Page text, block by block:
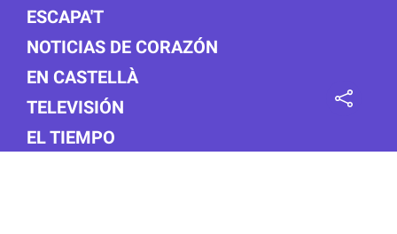
ESCAPA'T
NOTICIAS DE CORAZÓN
EN CASTELLÀ
TELEVISIÓN
EL TIEMPO